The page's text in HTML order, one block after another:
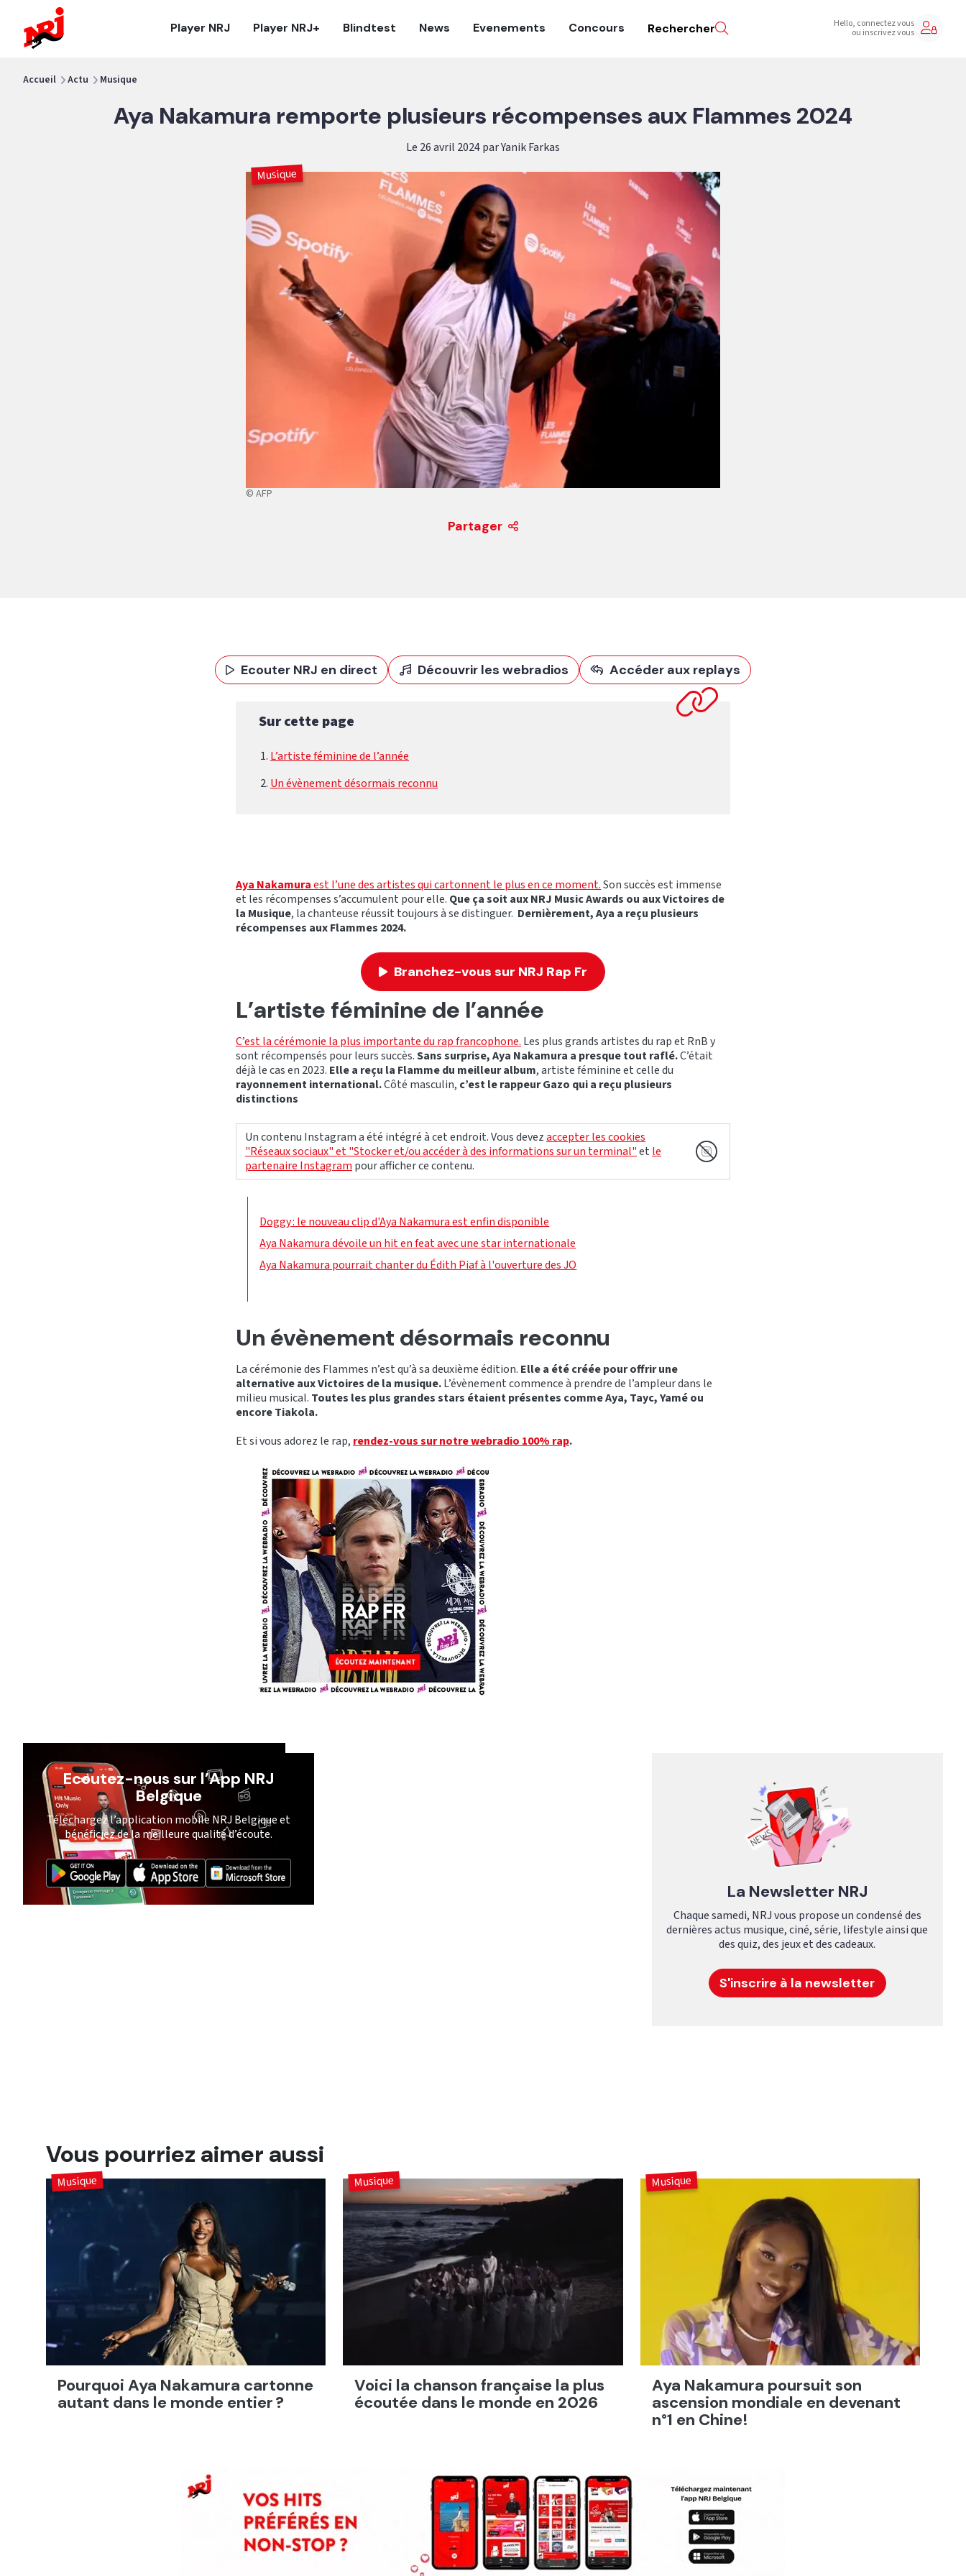
Player NRJ Player NRJ+ Blindtest News Evenements Concours Rechercher Hello, connectez vous
ou inscrivez vous
Accueil Actu Musique
Aya Nakamura remporte plusieurs récompenses aux Flammes 2024
Le 26 avril 2024 par Yanik Farkas
Musique
© AFP
Partager
Ecouter NRJ en direct Découvrir les webradios Accéder aux replays
Sur cette page
L’artiste féminine de l’année
Un évènement désormais reconnu
Aya Nakamuraest l’une des artistes qui cartonnent le plus en ce moment.Son succès est immense
et les récompenses s’accumulent pour elle. Que ça soit aux NRJ Music Awards ou aux Victoires de
la Musique, la chanteuse réussit toujours à se distinguer. Dernièrement, Aya a reçu plusieurs
récompenses aux Flammes 2024.
Branchez-vous sur NRJ Rap Fr
L’artiste féminine de l’année
C’est la cérémonie la plus importante du rap francophone. Les plus grands artistes du rap et RnB y
sont récompensés pour leurs succès.Sans surprise, Aya Nakamura a presque tout raflé.C’était
déjà le cas en 2023. Elle a reçu la Flamme du meilleur album, artiste féminine et celle du
rayonnement international.Côté masculin, c’est le rappeur Gazo qui a reçu plusieurs
distinctions
Un contenu Instagram a été intégré à cet endroit. Vous devezaccepter les cookies
"Réseaux sociaux" et "Stocker et/ou accéder à des informations sur un terminal"et le
partenaire Instagram pour afficher ce contenu.
Doggy : le nouveau clip d'Aya Nakamura est enfin disponible
Aya Nakamura dévoile un hit en feat avec une star internationale
Aya Nakamura pourrait chanter du Édith Piaf à l'ouverture des JO
Un évènement désormais reconnu
La cérémonie des Flammes n’est qu’à sa deuxième édition. Elle a été créée pour offrir une
alternative aux Victoires de la musique.L’évènement commence à prendre de l’ampleur dans le
milieu musical. Toutes les plus grandes stars étaient présentes comme Aya, Tayc, Yamé ou
encore Tiakola.
Et si vous adorez le rap, rendez-vous sur notre webradio 100% rap.
Ecoutez-nous sur l’App NRJ
Belgique
Téléchargez l’application mobile NRJ Belgique et
bénéficiez de la meilleure qualité d’écoute.
La Newsletter NRJ
Chaque samedi, NRJ vous propose un condensé des
dernières actus musique, ciné, série, lifestyle ainsi que
des quiz, des jeux et des cadeaux.
S'inscrire à la newsletter
Vous pourriez aimer aussi
Pourquoi Aya Nakamura cartonne
autant dans le monde entier ?
Musique
Voici la chanson française la plus
écoutée dans le monde en 2026
Musique
Aya Nakamura poursuit son
ascension mondiale en devenant
n°1 en Chine!
Musique